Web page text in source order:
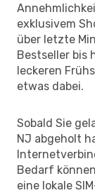
exklusivem
über letzte
Bestseller bis
leckeren
etwas dabei.
Sobald Sie
NJ abgeholt
Bedarf
eine lokale